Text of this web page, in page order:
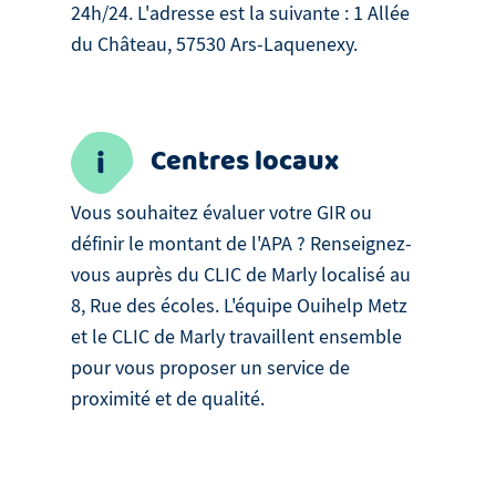
24h/24. L'adresse est la suivante : 1 Allée
du Château, 57530 Ars-Laquenexy.
Centres locaux
Vous souhaitez évaluer votre GIR ou
définir le montant de l'APA ? Renseignez-
vous auprès du CLIC de Marly localisé au
8, Rue des écoles. L'équipe Ouihelp Metz
et le CLIC de Marly travaillent ensemble
pour vous proposer un service de
proximité et de qualité.